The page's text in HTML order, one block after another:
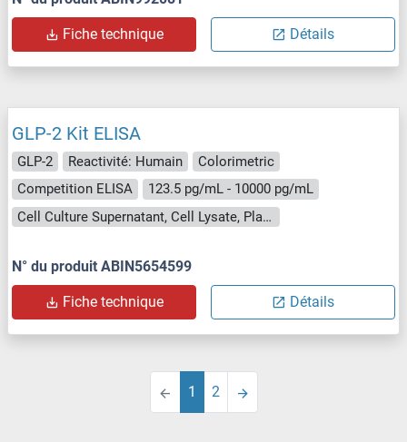
Fiche technique Détails
GLP-2 Kit ELISA
GLP-2 Reactivité: Humain
Colorimetric
Competition ELISA
123.5 pg/mL - 10000 pg/mL
Cell Culture Supernatant, Cell Lysate, Plasma, Serum, Tissue Homogenate
N° du produit ABIN5654599
Fiche technique Détails
1 2